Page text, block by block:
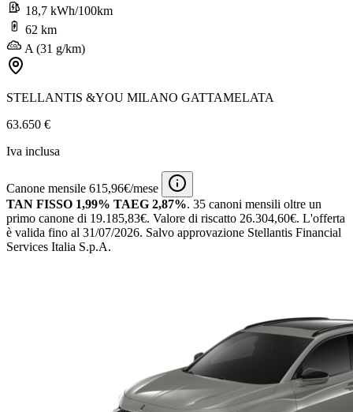
18,7 kWh/100km
62 km
A (31 g/km)
STELLANTIS &YOU MILANO GATTAMELATA
63.650 €
Iva inclusa
Canone mensile 615,96€/mese
TAN FISSO 1,99% TAEG 2,87%. 35 canoni mensili oltre un
primo canone di 19.185,83€. Valore di riscatto 26.304,60€. L'offerta
è valida fino al 31/07/2026. Salvo approvazione Stellantis Financial
Services Italia S.p.A.